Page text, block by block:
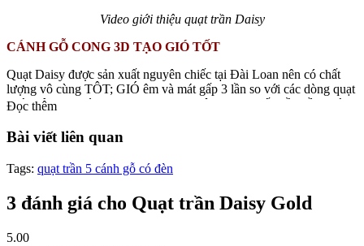
Video giới thiệu quạt trần Daisy
CÁNH GỖ CONG 3D TẠO GIÓ TỐT
Quạt Daisy được sản xuất nguyên chiếc tại Đài Loan nên có chất
lượng vô cùng TÔT; GIÓ êm và mát gấp 3 lần so với các dòng quạt
khác trên thị trường. Khi quạt quay không nghe thấy tiềng ồn. Cánh
Hình dáng cánh uốn lượn 3D vừa đẹp mắt, vừa có tính năng tạo gió
nhiều và êm hơn khi chuyển động
Đọc thêm
Bài viết liên quan
Tags: quạt trần 5 cánh gỗ có đèn
3 đánh giá cho Quạt trần Daisy Gold
5.00